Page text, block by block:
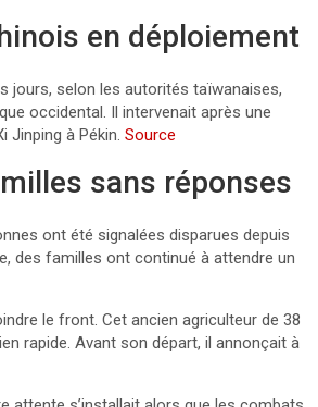
en déploiement
jours, selon les autorités taïwanaises,
occidental. Il intervenait après une
Jinping à Pékin. Source
sans réponses
ont été signalées disparues depuis
des familles ont continué à attendre un
le front. Cet ancien agriculteur de 38
rapide. Avant son départ, il annonçait à